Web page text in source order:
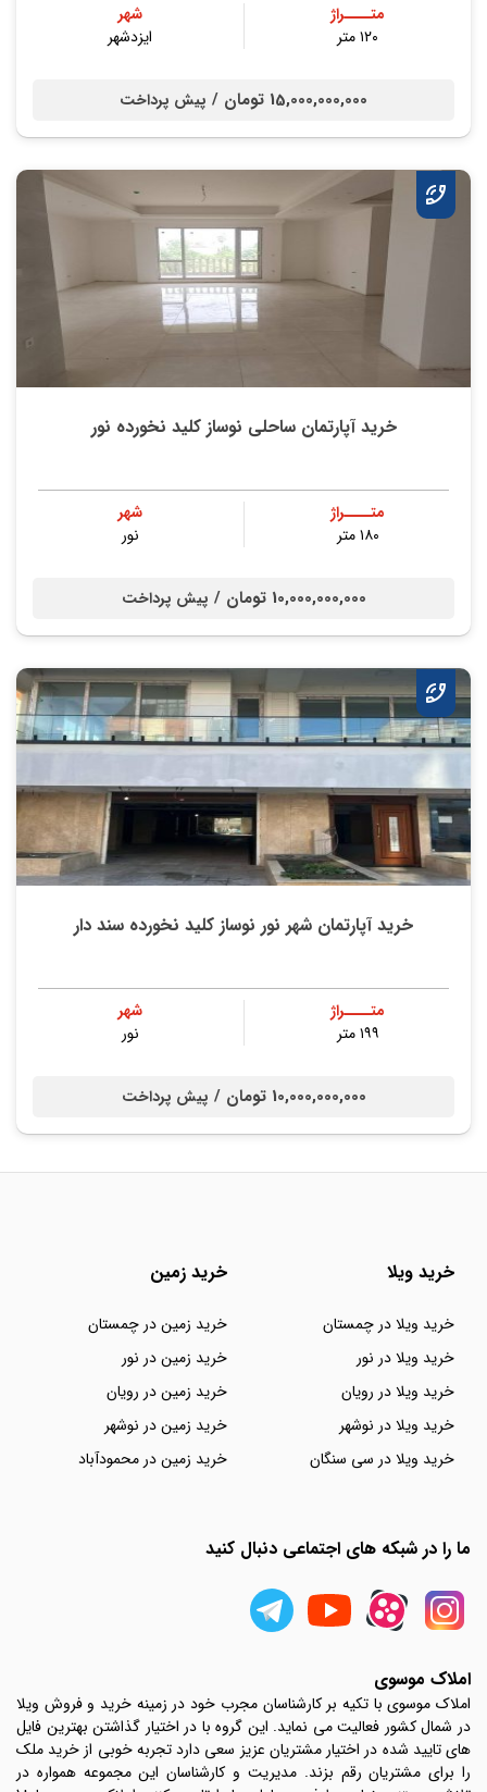
متــــراژ
۱۲۰ متر
شهر
ایزدشهر
15,000,000,000 تومان / پیش پرداخت
خرید آپارتمان ساحلی نوساز کلید نخورده نور
متــــراژ
۱۸۰ متر
شهر
نور
10,000,000,000 تومان / پیش پرداخت
خرید آپارتمان شهر نور نوساز کلید نخورده سند دار
متــــراژ
۱۹۹ متر
شهر
نور
10,000,000,000 تومان / پیش پرداخت
خرید ویلا
خرید ویلا در چمستان
خرید ویلا در نور
خرید ویلا در رویان
خرید ویلا در نوشهر
خرید ویلا در سی سنگان
خرید زمین
خرید زمین در چمستان
خرید زمین در نور
خرید زمین در رویان
خرید زمین در نوشهر
خرید زمین در محمودآباد
ما را در شبکه های اجتماعی دنبال کنید
املاک موسوی
املاک موسوی با تکیه بر کارشناسان مجرب خود در زمینه خرید و فروش ویلا
در شمال کشور فعالیت می نماید. این گروه با در اختیار گذاشتن بهترین فایل
های تایید شده در اختیار مشتریان عزیز سعی دارد تجربه خوبی از خرید ملک
را برای مشتریان رقم بزند. مدیریت و کارشناسان این مجموعه همواره در